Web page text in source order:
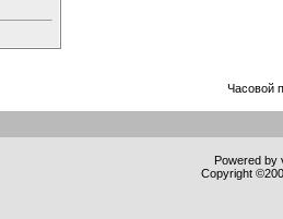
Часовой
Powered by
Copyright